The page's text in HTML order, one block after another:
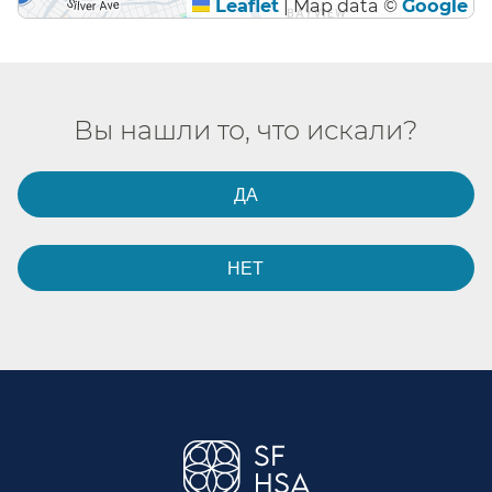
Leaflet |Map data © Google
Вы нашли то, что искали?​​
ДА​​
НЕТ​​